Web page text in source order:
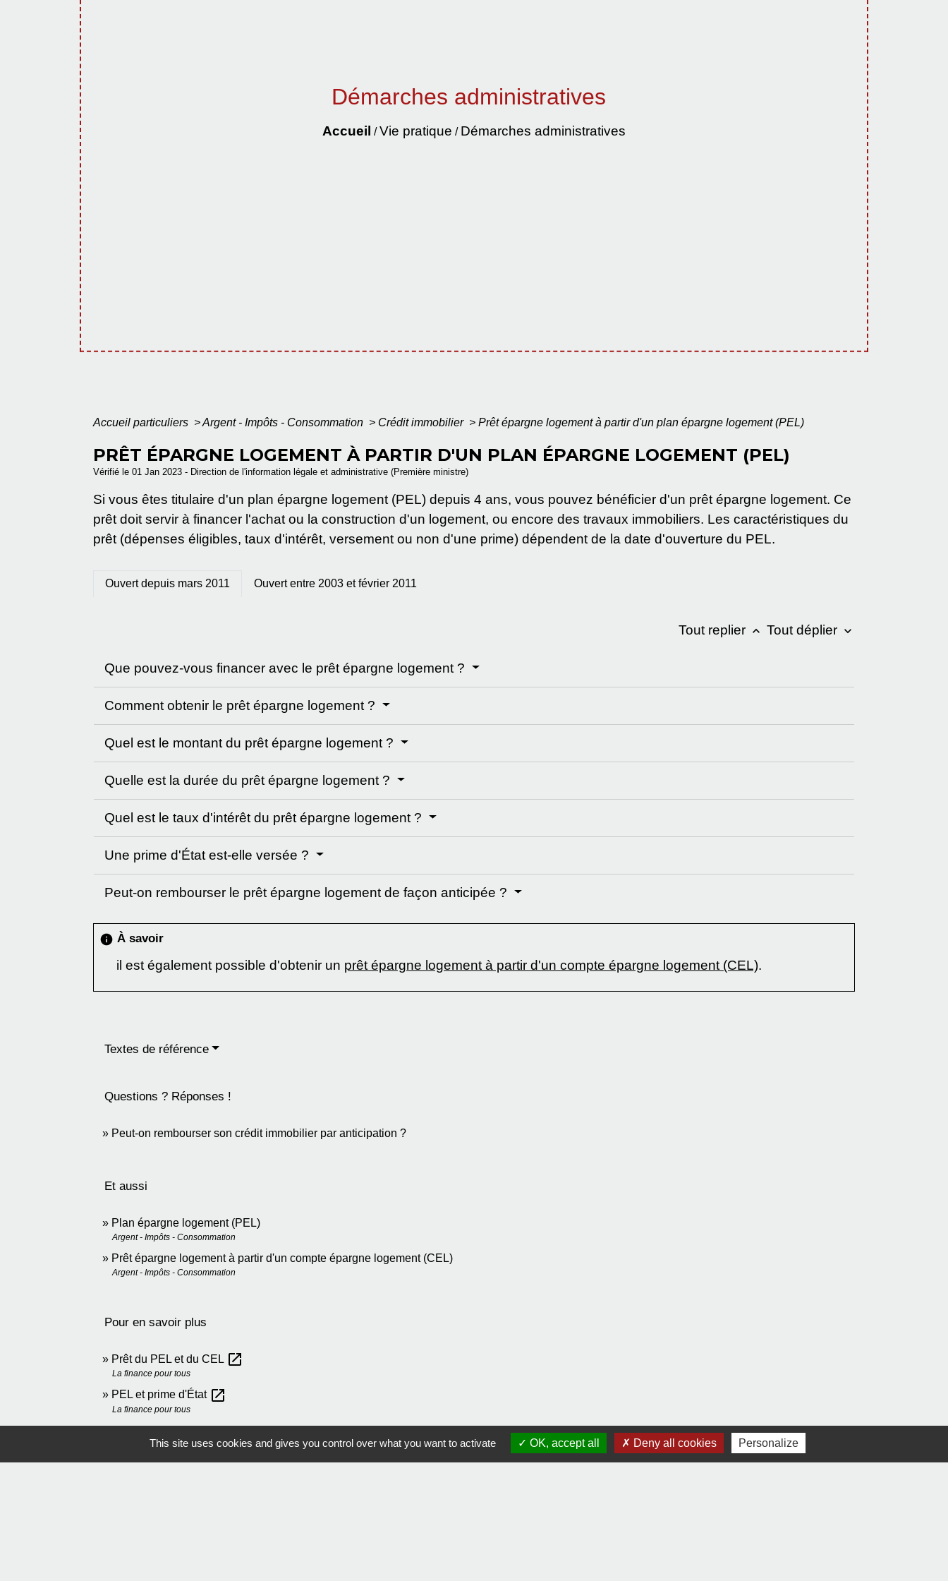
Démarches administratives
Accueil /Vie pratique / Démarches administratives
Accueil particuliers >Argent - Impôts - Consommation > Crédit immobilier > Prêt épargne logement à partir d'un plan épargne logement (PEL)
PRÊT ÉPARGNE LOGEMENT À PARTIR D'UN PLAN ÉPARGNE LOGEMENT (PEL)
Vérifié le 01 Jan 2023 - Direction de l'information légale et administrative (Première ministre)
Si vous êtes titulaire d'un plan épargne logement (PEL) depuis 4 ans, vous pouvez bénéficier d'un prêt épargne logement. Ce
prêt doit servir à financer l'achat ou la construction d'un logement, ou encore des travaux immobiliers. Les caractéristiques du
prêt (dépenses éligibles, taux d'intérêt, versement ou non d'une prime) dépendent de la date d'ouverture du PEL.
Ouvert depuis mars 2011 Ouvert entre 2003 et février 2011
Tout replier keyboard_arrow_up Tout déplier keyboard_arrow_down
Que pouvez-vous financer avec le prêt épargne logement ?
Comment obtenir le prêt épargne logement ?
Quel est le montant du prêt épargne logement ?
Quelle est la durée du prêt épargne logement ?
Quel est le taux d'intérêt du prêt épargne logement ?
Une prime d'État est-elle versée ?
Peut-on rembourser le prêt épargne logement de façon anticipée ?
info À savoir
il est également possible d'obtenir un prêt épargne logement à partir d'un compte épargne logement (CEL).
Textes de référence
Questions ? Réponses !
Peut-on rembourser son crédit immobilier par anticipation ?
Et aussi
Plan épargne logement (PEL)
Argent - Impôts - Consommation
Prêt épargne logement à partir d'un compte épargne logement (CEL)
Argent - Impôts - Consommation
Pour en savoir plus
Prêt du PEL et du CEL open_in_new
La finance pour tous
PEL et prime d'État open_in_new
La finance pour tous
Comment faire si...
This site uses cookies and gives you control over what you want to activate OK, accept all Deny all cookies Personalize